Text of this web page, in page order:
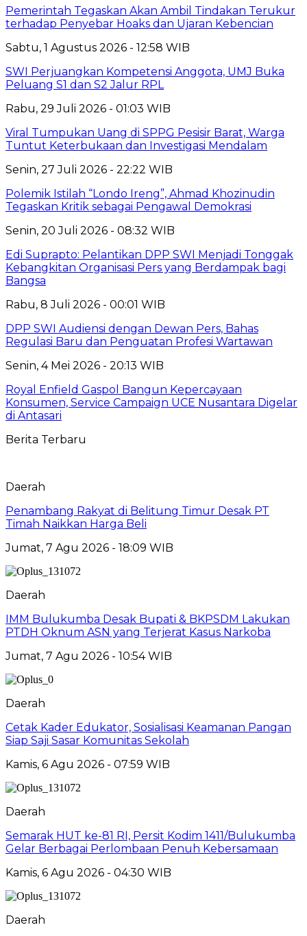
Pemerintah Tegaskan Akan Ambil Tindakan Terukur
terhadap Penyebar Hoaks dan Ujaran Kebencian
Sabtu, 1 Agustus 2026 - 12:58 WIB
SWI Perjuangkan Kompetensi Anggota, UMJ Buka
Peluang S1 dan S2 Jalur RPL
Rabu, 29 Juli 2026 - 01:03 WIB
Viral Tumpukan Uang di SPPG Pesisir Barat, Warga
Tuntut Keterbukaan dan Investigasi Mendalam
Senin, 27 Juli 2026 - 22:22 WIB
Polemik Istilah “Londo Ireng”, Ahmad Khozinudin
Tegaskan Kritik sebagai Pengawal Demokrasi
Senin, 20 Juli 2026 - 08:32 WIB
Edi Suprapto: Pelantikan DPP SWI Menjadi Tonggak
Kebangkitan Organisasi Pers yang Berdampak bagi
Bangsa
Rabu, 8 Juli 2026 - 00:01 WIB
DPP SWI Audiensi dengan Dewan Pers, Bahas
Regulasi Baru dan Penguatan Profesi Wartawan
Senin, 4 Mei 2026 - 20:13 WIB
Royal Enfield Gaspol Bangun Kepercayaan
Konsumen, Service Campaign UCE Nusantara Digelar
di Antasari
Berita Terbaru
Daerah
Penambang Rakyat di Belitung Timur Desak PT
Timah Naikkan Harga Beli
Jumat, 7 Agu 2026 - 18:09 WIB
Daerah
IMM Bulukumba Desak Bupati & BKPSDM Lakukan
PTDH Oknum ASN yang Terjerat Kasus Narkoba
Jumat, 7 Agu 2026 - 10:54 WIB
Daerah
Cetak Kader Edukator, Sosialisasi Keamanan Pangan
Siap Saji Sasar Komunitas Sekolah
Kamis, 6 Agu 2026 - 07:59 WIB
Daerah
Semarak HUT ke-81 RI, Persit Kodim 1411/Bulukumba
Gelar Berbagai Perlombaan Penuh Kebersamaan
Kamis, 6 Agu 2026 - 04:30 WIB
Daerah